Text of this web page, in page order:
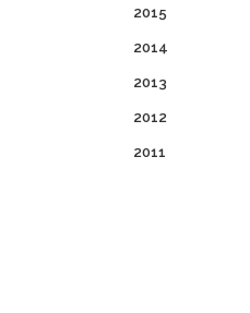
2015
2014
2013
2012
2011